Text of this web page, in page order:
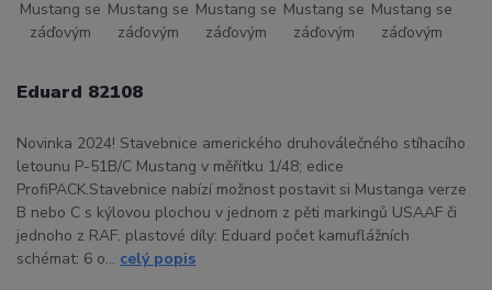
Eduard 82108
Novinka 2024! Stavebnice amerického druhoválečného stíhacího
letounu P-51B/C Mustang v měřítku 1/48; edice
ProfiPACK.Stavebnice nabízí možnost postavit si Mustanga verze
B nebo C s kýlovou plochou v jednom z pěti markingů USAAF či
jednoho z RAF. plastové díly: Eduard počet kamuflážních
schémat: 6 o... celý popis